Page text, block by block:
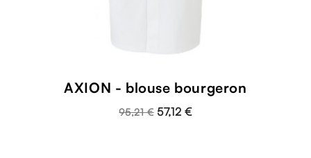
AXION - blouse bourgeron
95,21 € 57,12 €